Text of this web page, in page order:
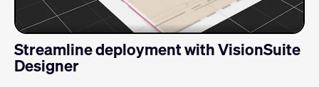
Streamline deployment with VisionSuite
Designer